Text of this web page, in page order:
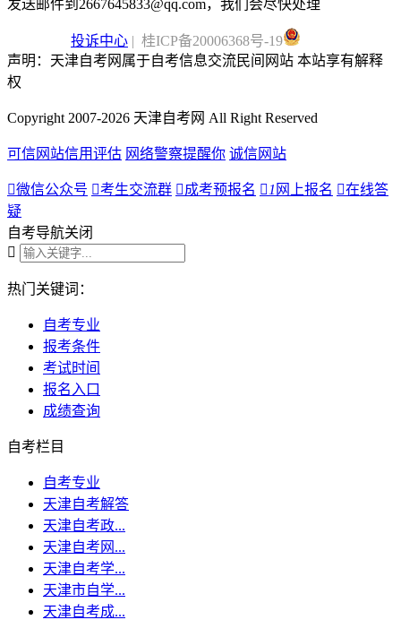
发送邮件到2667645833@qq.com，我们会尽快处理
投诉中心 | 桂ICP备20006368号-19
声明：天津自考网属于自考信息交流民间网站 本站享有解释
权
Copyright 2007-2026 天津自考网 All Right Reserved
可信网站信用评估 网络警察提醒你 诚信网站
微信公众号 考生交流群 成考预报名  1 网上报名 在线答
疑
自考导航关闭

热门关键词：
自考专业
报考条件
考试时间
报名入口
成绩查询
自考栏目
自考专业
天津自考解答
天津自考政...
天津自考网...
天津自考学...
天津市自学...
天津自考成...